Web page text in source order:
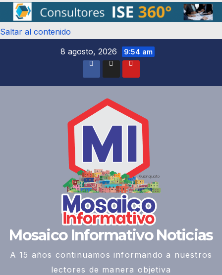
Saltar al contenido
8 agosto, 2026
9:54 am
Mosaico Informativo Noticias
A 15 años continuamos informando a nuestros
lectores de manera objetiva